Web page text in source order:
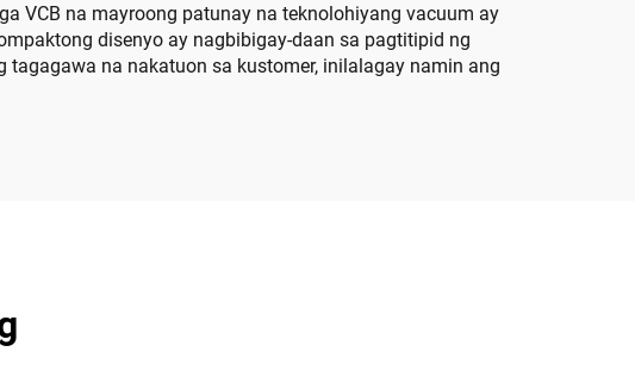
VCB na mayroong patunay na teknolohiyang vacuum ay
disenyo ay nagbibigay-daan sa pagtitipid ng
na nakatuon sa kustomer, inilalagay namin ang